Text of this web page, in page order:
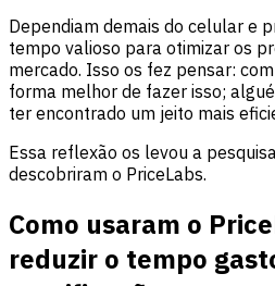
Dependiam demais do celular e
tempo valioso para otimizar os
mercado. Isso os fez pensar:
forma melhor de fazer isso;
ter encontrado um jeito mais
Essa reflexão os levou a
descobriram o PriceLabs.
Como usaram o
reduzir o tempo